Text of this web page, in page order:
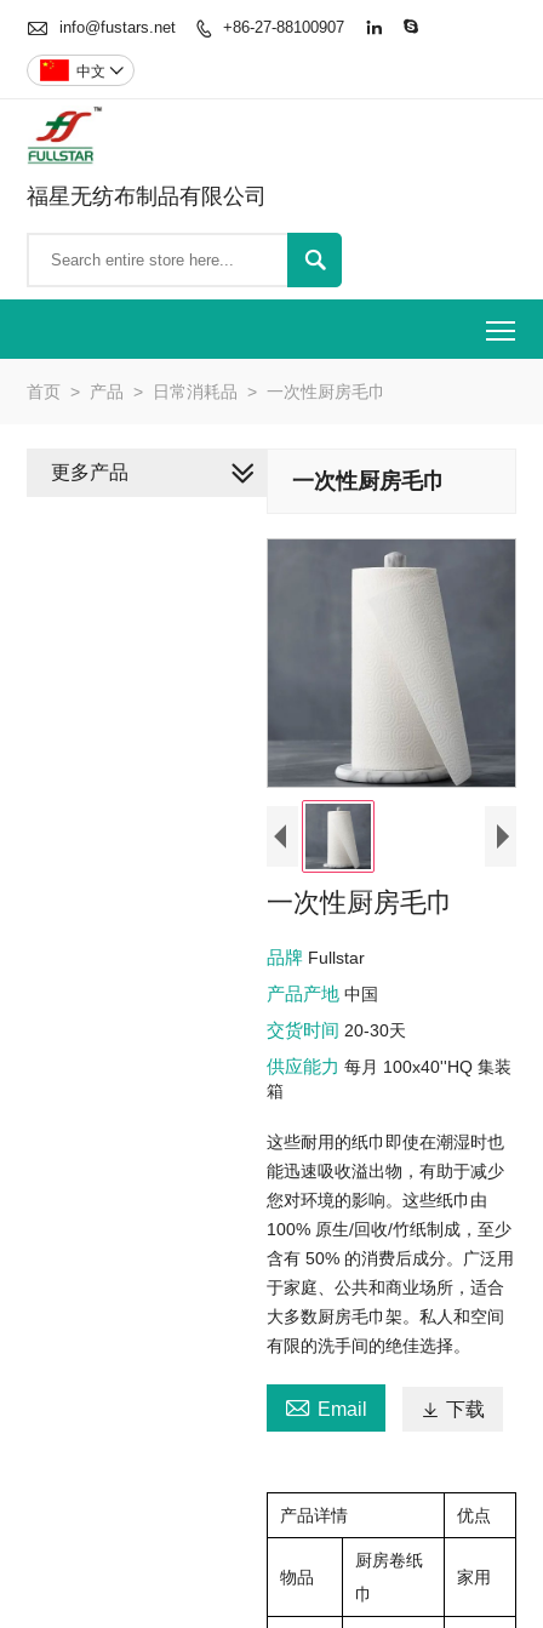
 info@fustars.net  +86-27-88100907  
中文 
福星无纺布制品有限公司

首页 > 产品 > 日常消耗品 > 一次性厨房毛巾
一次性厨房毛巾
一次性厨房毛巾
品牌 Fullstar
产品产地 中国
交货时间 20-30天
供应能力 每月 100x40''HQ 集装
箱
这些耐用的纸巾即使在潮湿时也
能迅速吸收溢出物，有助于减少
您对环境的影响。这些纸巾由
100% 原生/回收/竹纸制成，至少
含有 50% 的消费后成分。广泛用
于家庭、公共和商业场所，适合
大多数厨房毛巾架。私人和空间
有限的洗手间的绝佳选择。
 Email  下载
产品详情 优点
物品
厨房卷纸
巾
家用
更多产品